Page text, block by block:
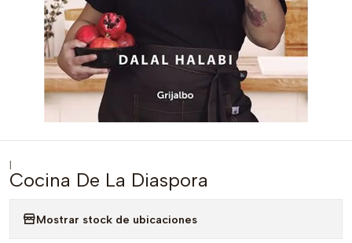
|
Cocina De La Diaspora
Mostrar stock de ubicaciones